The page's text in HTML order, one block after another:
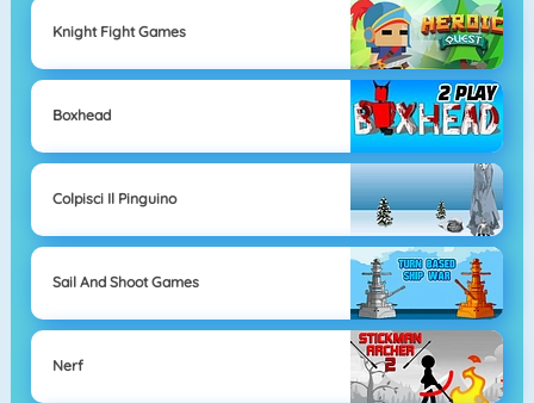
Knight Fight Games
Boxhead
Colpisci Il Pinguino
Sail And Shoot Games
Nerf